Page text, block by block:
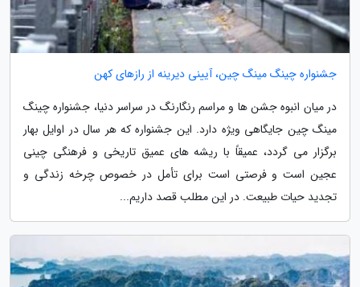
جشنواره چینگ مینگ چین، آیینی دیرینه از رازهای کهن
در میان انبوه جشن ها و مراسم رنگارنگ در سراسر دنیا، جشنواره چینگ
مینگ چین جایگاهی ویژه دارد. این جشنواره که هر سال در اوایل بهار
برگزار می گردد، عمیقاً با ریشه های عمیق تاریخی و فرهنگی چینی
عجین است و فرصتی است برای تأمل در خصوص چرخه زندگی و
تجدید حیات طبیعت. در این مطلب قصد داریم...